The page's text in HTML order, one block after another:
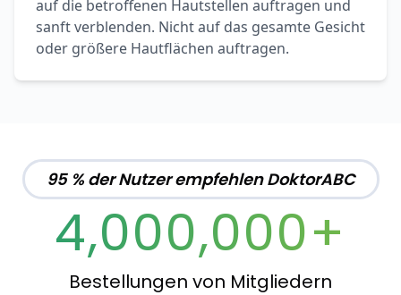
auf die betroffenen Hautstellen auftragen und
sanft verblenden. Nicht auf das gesamte Gesicht
oder größere Hautflächen auftragen.
95 % der Nutzer empfehlen DoktorABC
4,000,000+
Bestellungen von Mitgliedern